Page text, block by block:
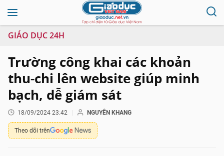
GIÁO DỤC 24H
Trường công khai các khoản
thu-chi lên website giúp minh
bạch, dễ giám sát
18/09/2024 23:42 NGUYÊN KHANG
Theo dõi trên